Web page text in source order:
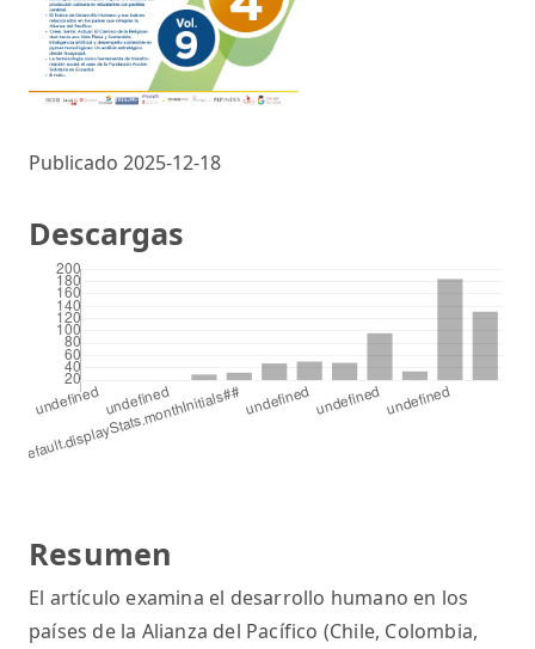
Publicado 2025-12-18
Resumen
El artículo examina el desarrollo humano en los
países de la Alianza del Pacífico (Chile, Colombia,
Descargas